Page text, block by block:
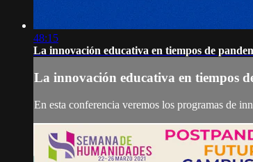
48:15
La innovación educativa en tiempos de
La innovación educativa en tiempos
En esta conferencia veremos los programas de